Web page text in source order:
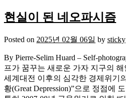
현실이 된 네오파시즘
Posted on 2025년 02월 06일 by sticky
By Pierre-Selim Huard – Self-
프가 꿈꾸는 새로운 가자 지구의
세계대전 이후의 심각한 경제위기
황(Great Depression)”으로 정점에